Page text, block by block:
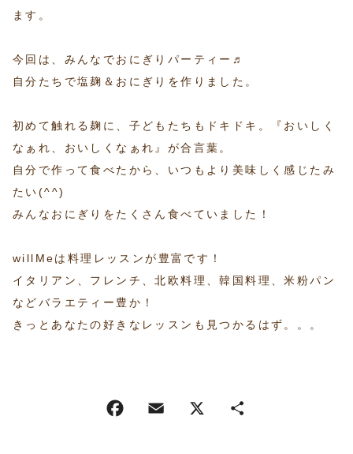
ます。
今回は、みんなでおにぎりパーティー♬
自分たちで塩麹＆おにぎりを作りました。
初めて触れる麹に、子どもたちもドキドキ。『おいしく
なぁれ、おいしくなぁれ』が合言葉。
自分で作って食べたから、いつもより美味しく感じたみ
たい(^^)
みんなおにぎりをたくさん食べていました！
willMeは料理レッスンが豊富です！
イタリアン、フレンチ、北欧料理、韓国料理、米粉パン
などバラエティー豊か！
きっとあなたの好きなレッスンも見つかるはず。。。